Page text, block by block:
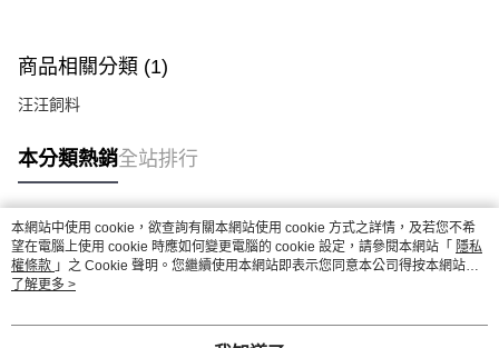
商品相關分類 (1)
汪汪飼料
本分類熱銷全站排行
熱門標籤
本網站中使用 cookie，欲查詢有關本網站使用 cookie 方式之詳情，及若您不希
望在電腦上使用 cookie 時應如何變更電腦的 cookie 設定，請參閱本網站「 隱私
權條款 」之 Cookie 聲明。您繼續使用本網站即表示您同意本公司得按本網站使
用條款之 Cookie 聲明使用 cookie。
了解更多 >